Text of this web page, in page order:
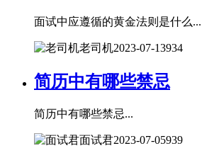
面试中应遵循的黄金法则是什么...
老司机2023-07-13934
简历中有哪些禁忌
简历中有哪些禁忌...
面试君2023-07-05939